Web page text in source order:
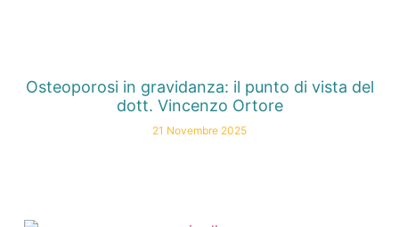
Osteoporosi in gravidanza: il punto di vista del
dott. Vincenzo Ortore
21 Novembre 2025